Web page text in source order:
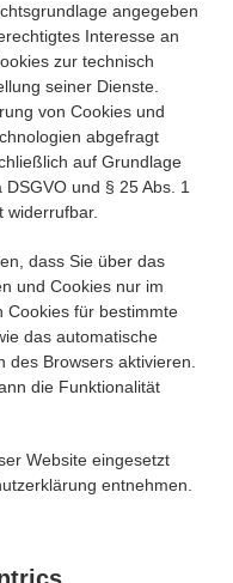
angegeben
Interesse an
zur technisch
seiner Dienste.
von Cookies und
abgefragt
auf Grundlage
und § 25 Abs. 1
widerrufbar.
dass Sie über das
und Cookies nur im
Cookies für bestimmte
das automatische
Browsers aktivieren.
die Funktionalität
Website eingesetzt
entnehmen.